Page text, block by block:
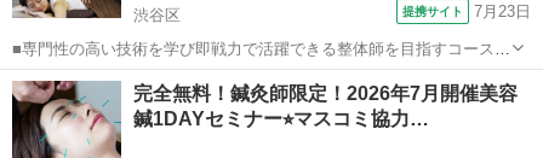
渋谷区 提携サイト 7月23日
■専門性の高い技術を学び即戦力で活躍できる整体師を目指すコース■
いかなる環境でも通用する整体のプロフェッショナルとして必要な3要
素(知識・技術・マインド)を習得していきます。 講義で学んだ技術を
覚えるだけではなく、なぜ...
東京 渋谷区 整体
完全無料！鍼灸師限定！2026年7月開催美容
鍼1DAYセミナー⭐︎マスコミ協力…